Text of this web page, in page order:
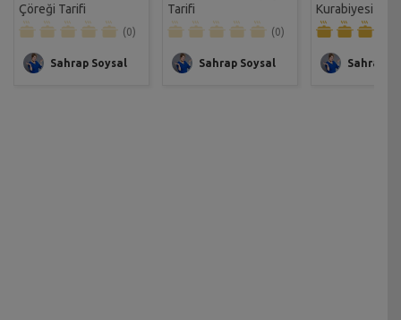
Çöreği Tarifi
(0)
Sahrap Soysal
Tarifi
(0)
Sahrap Soysal
Kurabiyesi
Sahrap